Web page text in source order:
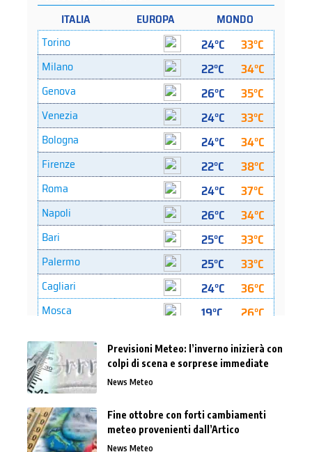
Previsioni Meteo: l’inverno inizierà con
colpi di scena e sorprese immediate
News Meteo
Fine ottobre con forti cambiamenti
meteo provenienti dall’Artico
News Meteo